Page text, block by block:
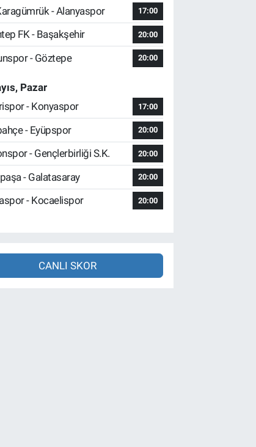
- Alanyaspor
17:00
FK - Başakşehir 20:00
- Göztepe 20:00
Pazar
- Konyaspor
17:00
- Eyüpspor 20:00
- Gençlerbirliği S.K. 20:00
- Galatasaray 20:00
- Kocaelispor 20:00
CANLI SKOR